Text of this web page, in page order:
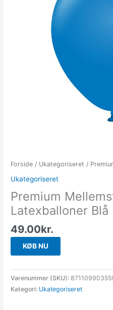
Forside / Ukategoriseret /
Ukategoriseret
Premium
Latexballoner Blå
49.00kr.
KØB NU
Varenummer (SKU):
Kategori: Ukategoriseret